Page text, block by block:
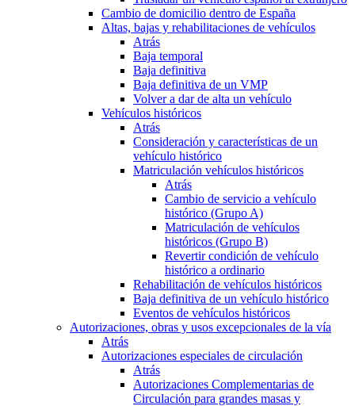
Cambio de domicilio dentro de España
Altas, bajas y rehabilitaciones de vehículos
Atrás
Baja temporal
Baja definitiva
Baja definitiva de un VMP
Volver a dar de alta un vehículo
Vehículos históricos
Atrás
Consideración y características de un
vehículo histórico
Matriculación vehículos históricos
Atrás
Cambio de servicio a vehículo
histórico (Grupo A)
Matriculación de vehículos
históricos (Grupo B)
Revertir condición de vehículo
histórico a ordinario
Rehabilitación de vehículos históricos
Baja definitiva de un vehículo histórico
Eventos de vehículos históricos
Autorizaciones, obras y usos excepcionales de la vía
Atrás
Autorizaciones especiales de circulación
Atrás
Autorizaciones Complementarias de
Circulación para grandes masas y